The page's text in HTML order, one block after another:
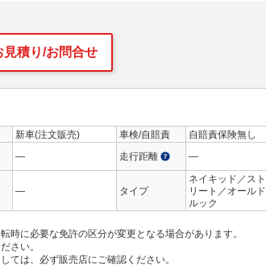
見積り/お問合せ
新車(注文販売) 車検/自賠責
自賠責保険無し
― 走行距離 ―
― タイプ
ネイキッド／スト
リート／オールド
ルック
に必要な免許の区分が変更となる場合があります。
さい。
ては、必ず販売店にご確認ください。